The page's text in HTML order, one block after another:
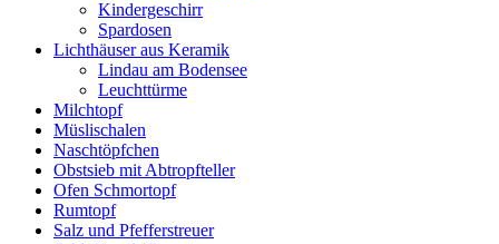
Kindergeschirr
Spardosen
Lichthäuser aus Keramik
Lindau am Bodensee
Leuchttürme
Milchtopf
Müslischalen
Naschtöpfchen
Obstsieb mit Abtropfteller
Ofen Schmortopf
Rumtopf
Salz und Pfefferstreuer